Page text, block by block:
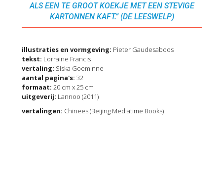
ALS EEN TE GROOT KOEKJE MET EEN STEVIGE
KARTONNEN KAFT.” (DE LEESWELP)
illustraties en vormgeving: Pieter Gaudesaboos
tekst: Lorraine Francis
vertaling: Siska Goeminne
aantal pagina's: 32
formaat: 20 cm x 25 cm
uitgeverij: Lannoo (2011)
vertalingen: Chinees (Beijing Mediatime Books)